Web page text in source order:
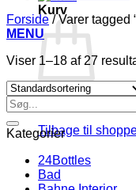
Kurv
Tilbage til
Forside /Varer tagged
MENU
Viser 1–18 af 27
Søg
efter:
Kategorier
24Bottles
Bad